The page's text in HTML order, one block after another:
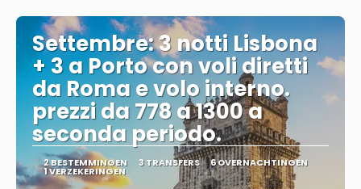
Settembre: 3 notti Lisbona
+ 3 a Porto con voli diretti
da Roma e volo interno.
prezzi da 778 a 1300 a
seconda periodo.
2 BESTEMMINGEN 3 TRANSFERS 6 OVERNACHTINGEN
1 VERZEKERINGEN